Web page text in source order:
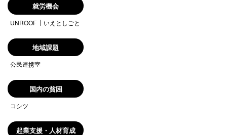
就労機会
UNROOF いえとしごと
地域課題
公民連携室
国内の貧困
コシツ
起業支援・人材育成